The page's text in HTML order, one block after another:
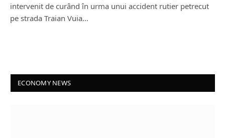
intervenit de curând în urma unui accident rutier petrecut
pe strada Traian Vuia…
ECONOMY NEWS